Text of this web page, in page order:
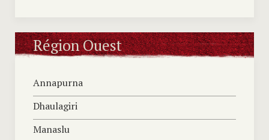
Région Ouest
Annapurna
Dhaulagiri
Manaslu